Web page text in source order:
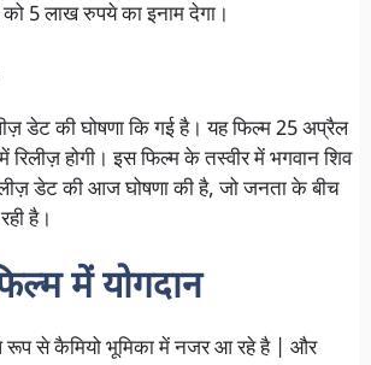
5 लाख रुपये का इनाम देगा।
डेट की घोषणा कि गई है। यह फिल्म 25 अप्रैल
रिलीज़ होगी। इस फिल्म के तस्वीर में भगवान शिव
डेट की आज घोषणा की है, जो जनता के बीच
है।
में योगदान
रूप से कैमियो भूमिका में नजर आ रहे है | और